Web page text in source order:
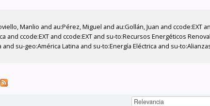
Manlio and au:Pérez, Miguel and au:Gollán, Juan and ccode:EXT
ccode:EXT and ccode:EXT and su-to:Recursos Energéticos
su-geo:América Latina and su-to:Energía Eléctrica and su-